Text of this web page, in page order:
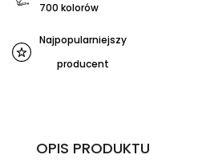
700 kolorów
Najpopularniejszy
producent
OPIS PRODUKTU